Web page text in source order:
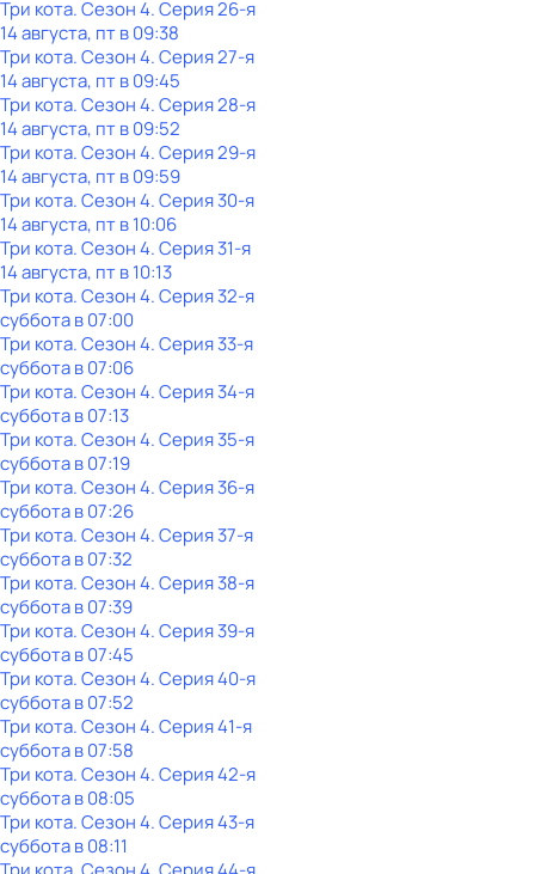
Три кота. Сезон 4. Серия 26-я
14 августа, пт в 09:38
Три кота. Сезон 4. Серия 27-я
14 августа, пт в 09:45
Три кота. Сезон 4. Серия 28-я
14 августа, пт в 09:52
Три кота. Сезон 4. Серия 29-я
14 августа, пт в 09:59
Три кота. Сезон 4. Серия 30-я
14 августа, пт в 10:06
Три кота. Сезон 4. Серия 31-я
14 августа, пт в 10:13
Три кота. Сезон 4. Серия 32-я
субботав07:00
Три кота. Сезон 4. Серия 33-я
субботав07:06
Три кота. Сезон 4. Серия 34-я
субботав07:13
Три кота. Сезон 4. Серия 35-я
субботав07:19
Три кота. Сезон 4. Серия 36-я
субботав07:26
Три кота. Сезон 4. Серия 37-я
субботав07:32
Три кота. Сезон 4. Серия 38-я
субботав07:39
Три кота. Сезон 4. Серия 39-я
субботав07:45
Три кота. Сезон 4. Серия 40-я
субботав07:52
Три кота. Сезон 4. Серия 41-я
субботав07:58
Три кота. Сезон 4. Серия 42-я
субботав08:05
Три кота. Сезон 4. Серия 43-я
субботав08:11